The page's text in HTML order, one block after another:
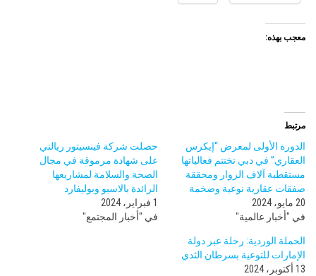
معجب بهذه:
مرتبط
الدورة الأولى لمعرض “إيكرس
العقاري” في دبي تختتم فعالياتها
مستقطبة آلاف الزوار ومحققة
صفقات عقارية نوعية وضخمة
20 مايو، 2024
في "أخبار عالمية"
حصلت شركة فينسيتور ريالتي
على شهادة مرموقة في مجال
الصحة والسلامة لمشاريعها
الرائدة بالاسيو وبوليفارد
1 فبراير، 2024
في "أخبار المجتمع"
الحملة الوردية: رحلة عبر دولة
الإمارات للتوعية بسرطان الثدي
13 أكتوبر، 2024